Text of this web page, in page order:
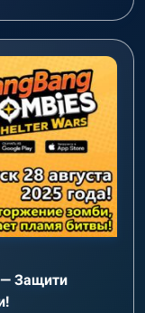
Защити